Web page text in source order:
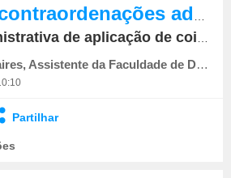
de aplicação de coima
João Gouveia de Caires, Assistente da Faculdade de Direito da Universidade de Lisboa
Partilhar